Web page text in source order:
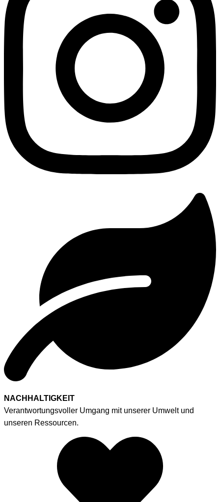
NACHHALTIGKEIT
Verantwortungsvoller Umgang mit unserer Umwelt und
unseren Ressourcen.